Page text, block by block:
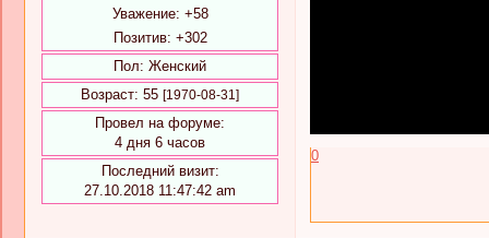
Уважение: +58
Позитив: +302
Пол: Женский
Возраст: 55 [1970-08-31]
Провел на форуме:
4 дня 6 часов
Последний визит:
27.10.2018 11:47:42 am
0